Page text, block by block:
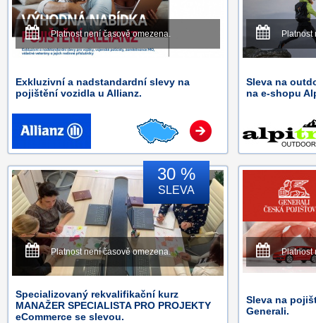
Platnost není časově omezena.
Exkluzivní a nadstandardní slevy na
pojištění vozidla u Allianz.
Platnost
Sleva na
na e-shopu
30 %
SLEVA
Platnost není časově omezena.
Specializovaný rekvalifikační kurz
MANAŽER SPECIALISTA PRO PROJEKTY
eCommerce se slevou.
Platnost
Sleva na
Generali.